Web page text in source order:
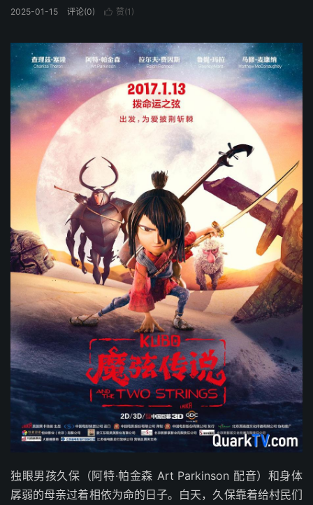
2025-01-15 评论(0)  赞(1 )
独眼男孩久保（阿特·帕金森 Art Parkinson 配音）和身体
孱弱的母亲过着相依为命的日子。白天，久保靠着给村民们